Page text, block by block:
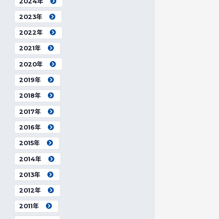
2023年
2022年
2021年
2020年
2019年
2018年
2017年
2016年
2015年
2014年
2013年
2012年
2011年